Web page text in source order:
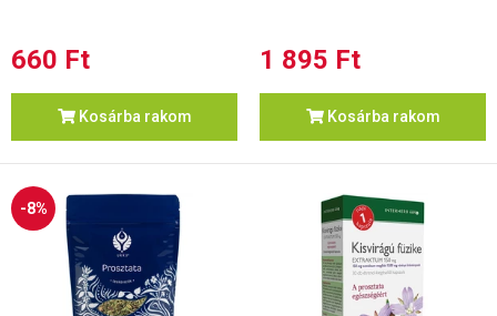
660 Ft
Kosárba rakom
1 895 Ft
Kosárba rakom
-8%